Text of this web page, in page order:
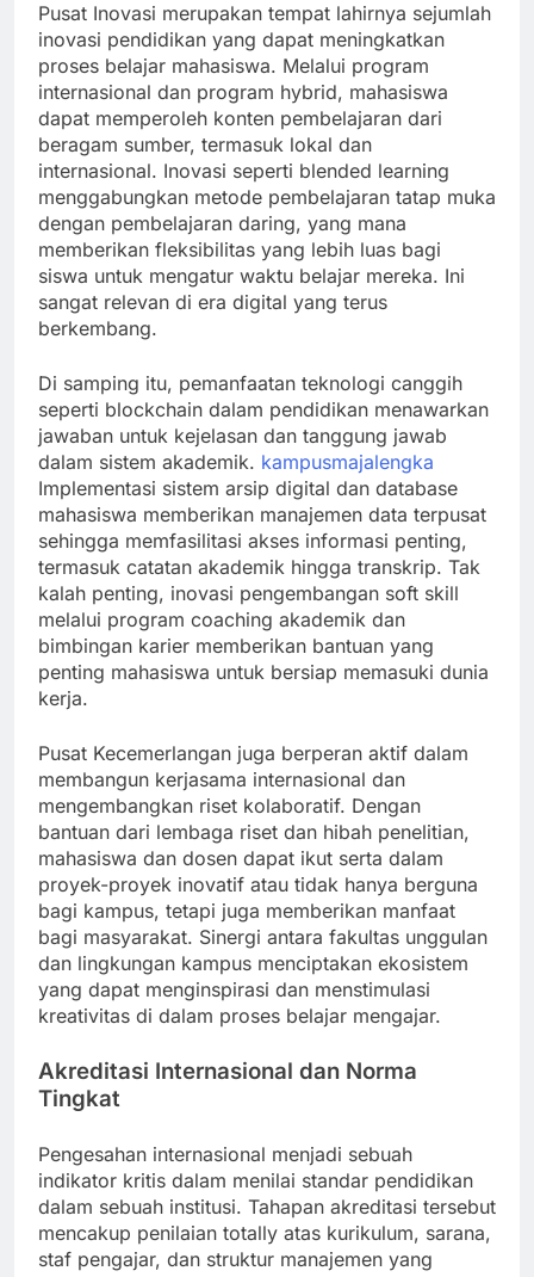
Pusat Inovasi merupakan tempat lahirnya sejumlah
inovasi pendidikan yang dapat meningkatkan
proses belajar mahasiswa. Melalui program
internasional dan program hybrid, mahasiswa
dapat memperoleh konten pembelajaran dari
beragam sumber, termasuk lokal dan
internasional. Inovasi seperti blended learning
menggabungkan metode pembelajaran tatap muka
dengan pembelajaran daring, yang mana
memberikan fleksibilitas yang lebih luas bagi
siswa untuk mengatur waktu belajar mereka. Ini
sangat relevan di era digital yang terus
berkembang.
Di samping itu, pemanfaatan teknologi canggih
seperti blockchain dalam pendidikan menawarkan
jawaban untuk kejelasan dan tanggung jawab
dalam sistem akademik. kampusmajalengka
Implementasi sistem arsip digital dan database
mahasiswa memberikan manajemen data terpusat
sehingga memfasilitasi akses informasi penting,
termasuk catatan akademik hingga transkrip. Tak
kalah penting, inovasi pengembangan soft skill
melalui program coaching akademik dan
bimbingan karier memberikan bantuan yang
penting mahasiswa untuk bersiap memasuki dunia
kerja.
Pusat Kecemerlangan juga berperan aktif dalam
membangun kerjasama internasional dan
mengembangkan riset kolaboratif. Dengan
bantuan dari lembaga riset dan hibah penelitian,
mahasiswa dan dosen dapat ikut serta dalam
proyek-proyek inovatif atau tidak hanya berguna
bagi kampus, tetapi juga memberikan manfaat
bagi masyarakat. Sinergi antara fakultas unggulan
dan lingkungan kampus menciptakan ekosistem
yang dapat menginspirasi dan menstimulasi
kreativitas di dalam proses belajar mengajar.
Akreditasi Internasional dan Norma
Tingkat
Pengesahan internasional menjadi sebuah
indikator kritis dalam menilai standar pendidikan
dalam sebuah institusi. Tahapan akreditasi tersebut
mencakup penilaian totally atas kurikulum, sarana,
staf pengajar, dan struktur manajemen yang